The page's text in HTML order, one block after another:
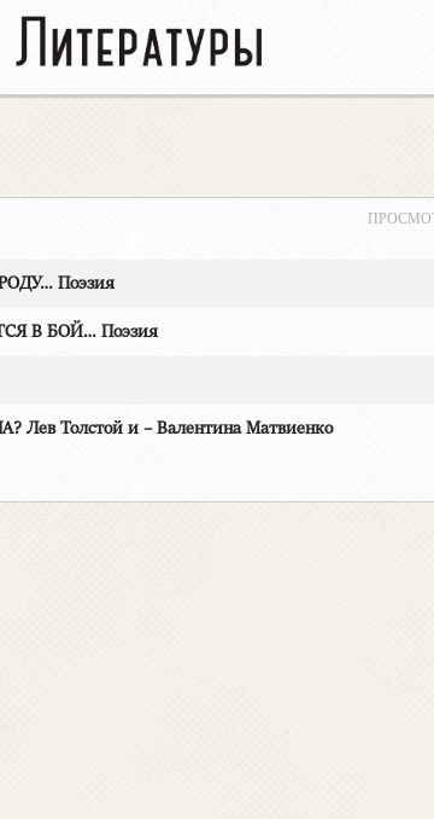
Поэзия
В БОЙ… Поэзия
Толстой и – Валентина Матвиенко